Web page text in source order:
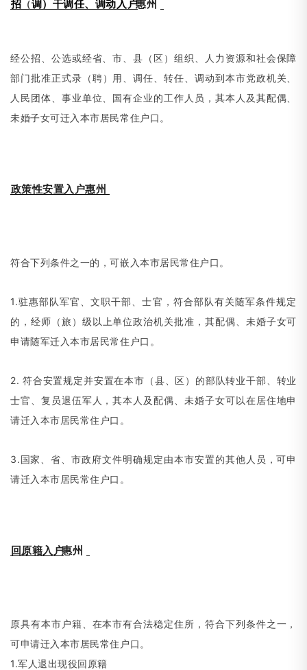
招 （调）干调任、调动入户惠州
经公招、公选或经省、市、县 （ 区）组织、人力资源和社会保障
部门批准正式录 （聘）用、调任、转任、调动到本市党政机关、
人民团体、事业单位、国有企业的工作人员，其本人及其配偶、
未婚子女可迁入本市居民常住户口。
政策性安置入户惠州
符合下列条件之一的，可嵌入本市居民常住户口。
1.驻惠部队军官、文职干部、士官，符合部队有关随军条件规定
的，经师 （旅）级以上单位政治机关批准，其配偶、未婚子女可
申请随军迁入本市居民常住户口。
2. 符合安置规定并安置在本市 （县、区）的部队转业干部、转业
士官、复员退伍军人，其本人及配偶、未婚子女可以在居住地申
请迁入本市居民常住户口。
3.国家、省、市政府文件明确规定由本市安置的其他人员，可申
请迁入本市居民常住户口。
回原籍入户惠州
原具有本市户籍、在本市有合法稳定住所，符合下列条件之一，
可申请迁入本市居民常住户口。
1.军人退出现役回原籍